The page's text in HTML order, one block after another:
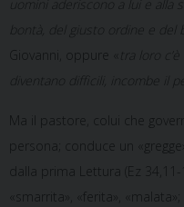
Giovanni, oppure «
tra loro
Ma il pastore, colui che
persona; conduce un
dalla prima Lettura (Ez
«smarrita», «ferita»,